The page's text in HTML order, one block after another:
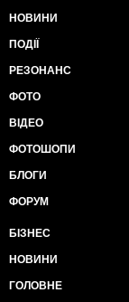
НОВИНИ
ПОДІЇ
РЕЗОНАНС
ФОТО
ВІДЕО
ФОТОШОПИ
БЛОГИ
ФОРУМ
БІЗНЕС
НОВИНИ
ГОЛОВНЕ